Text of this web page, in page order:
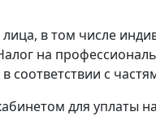
в том числе
на
с
для уплаты